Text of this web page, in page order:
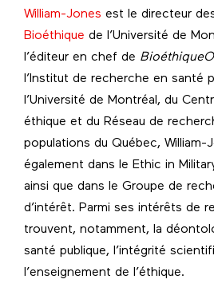
William-Jones est le directeur
Bioéthique de l’Université de
l’éditeur en chef de
l’Institut de recherche en santé
l’Université de Montréal, du
éthique et du Réseau de
populations du Québec, William-
également dans le Ethic in
ainsi que dans le Groupe de
d’intérêt. Parmi ses intérêts de
trouvent, notamment, la
santé publique, l’intégrité
l’enseignement de l’éthique.